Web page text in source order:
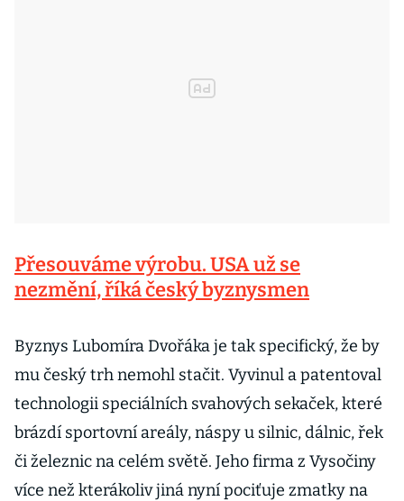
Přesouváme výrobu. USA už se
nezmění, říká český byznysmen
Byznys Lubomíra Dvořáka je tak specifický, že by
mu český trh nemohl stačit. Vyvinul a patentoval
technologii speciálních svahových sekaček, které
brázdí sportovní areály, náspy u silnic, dálnic, řek
či železnic na celém světě. Jeho firma z Vysočiny
více než kterákoliv jiná nyní pociťuje zmatky na